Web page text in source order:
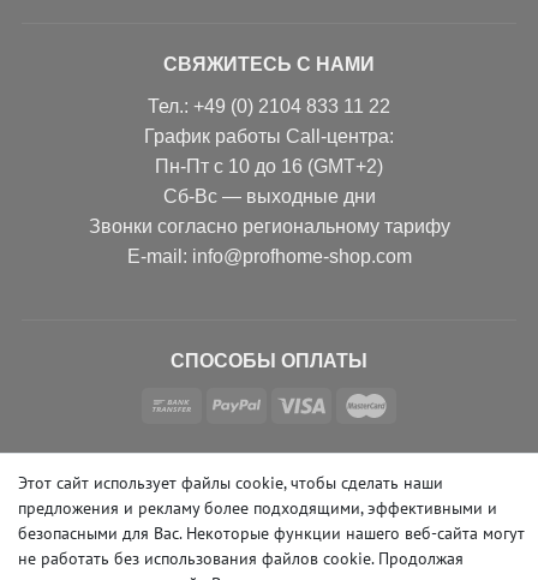
СВЯЖИТЕСЬ С НАМИ
Тел.: +49 (0) 2104 833 11 22
График работы Call-центра:
Пн-Пт с 10 до 16 (GMT+2)
Сб-Вс — выходные дни
Звонки согласно региональному тарифу
Е-mail: info@profhome-shop.com
СПОСОБЫ ОПЛАТЫ
СЛЕДИТЕ ЗА НАМИ В СОЦСЕТЯХ
Этот сайт использует файлы cookie, чтобы сделать наши
предложения и рекламу более подходящими, эффективными и
безопасными для Вас. Некоторые функции нашего веб-сайта могут
не работать без использования файлов cookie. Продолжая